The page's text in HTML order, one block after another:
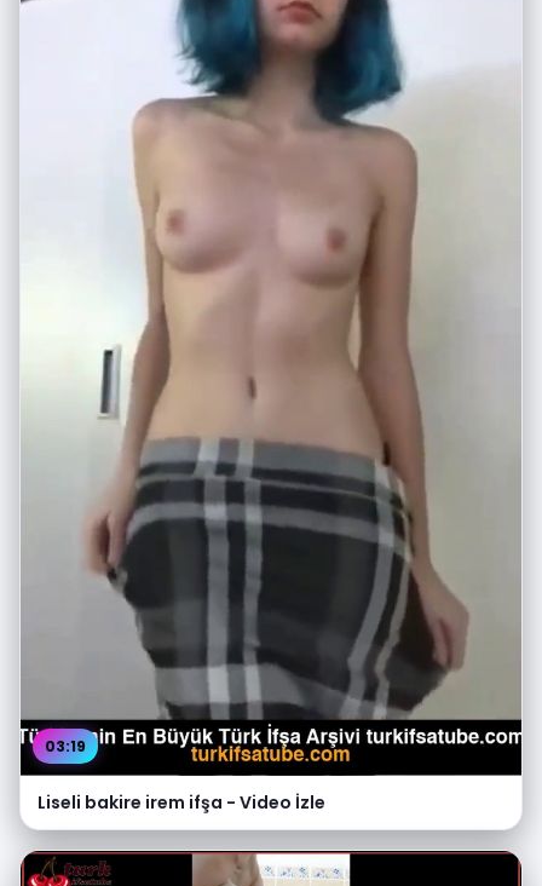
03:19
Liseli bakire irem ifşa - Video İzle